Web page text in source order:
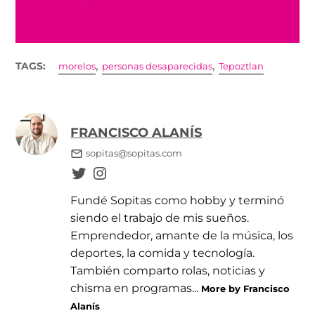
TAGS: morelos, personas desaparecidas,Tepoztlan
FRANCISCO ALANÍS
sopitas@sopitas.com
Fundé Sopitas como hobby y terminó
siendo el trabajo de mis sueños.
Emprendedor, amante de la música, los
deportes, la comida y tecnología.
También comparto rolas, noticias y
chisma en programas... More by Francisco
Alanís